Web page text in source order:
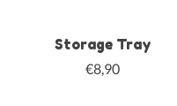
Storage Tray
€8,90